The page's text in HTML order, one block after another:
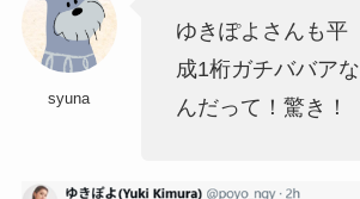
syuna
ゆきぽよさんも平
成1桁ガチババアな
んだって！驚き！